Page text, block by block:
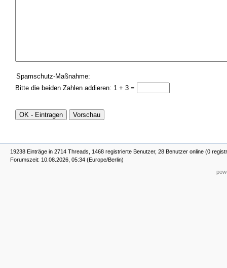
Spamschutz-Maßnahme:
Bitte die beiden Zahlen addieren: 1 + 3 =
19238 Einträge in 2714 Threads, 1468 registrierte Benutzer, 28 Benutzer online (0
Forumszeit: 10.08.2026, 05:34 (Europe/Berlin)